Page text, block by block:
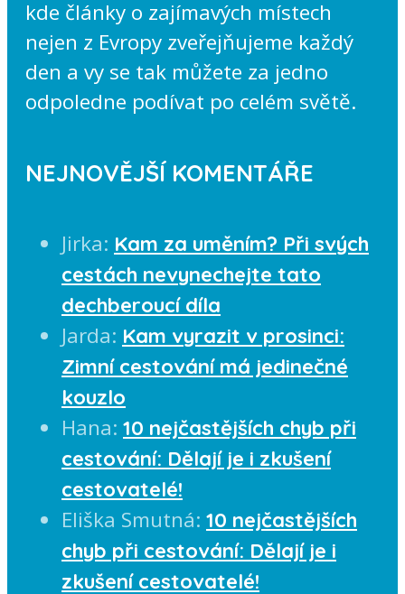
kde články o zajímavých místech
nejen z Evropy zveřejňujeme každý
den a vy se tak můžete za jedno
odpoledne podívat po celém světě.
NEJNOVĚJŠÍ KOMENTÁŘE
Jirka: Kam za uměním? Při svých
cestách nevynechejte tato
dechberoucí díla
Jarda: Kam vyrazit v prosinci:
Zimní cestování má jedinečné
kouzlo
Hana: 10 nejčastějších chyb při
cestování: Dělají je i zkušení
cestovatelé!
Eliška Smutná: 10 nejčastějších
chyb při cestování: Dělají je i
zkušení cestovatelé!